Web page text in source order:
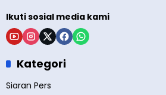
Ikuti sosial media kami
Kategori
Siaran Pers